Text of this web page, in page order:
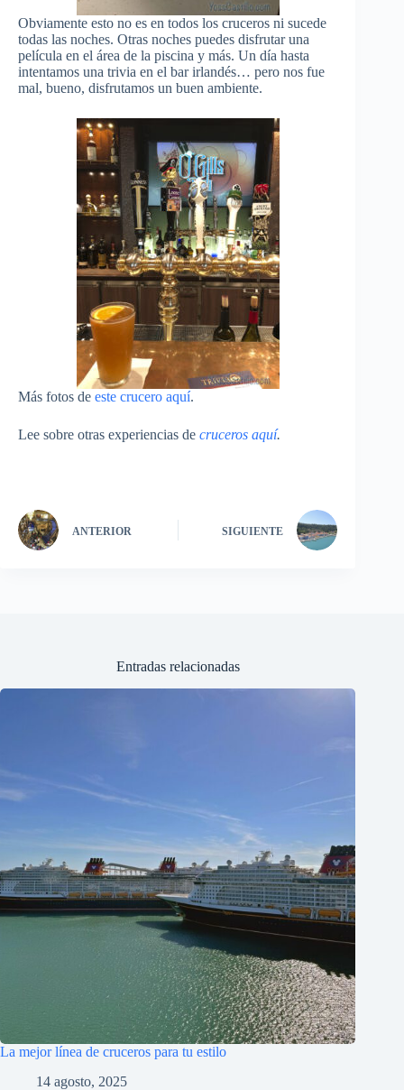
Obviamente esto no es en todos los cruceros ni sucede
todas las noches. Otras noches puedes disfrutar una
película en el área de la piscina y más. Un día hasta
intentamos una trivia en el bar irlandés… pero nos fue
mal, bueno, disfrutamos un buen ambiente.
Más fotos de este crucero aquí.
Lee sobre otras experiencias de cruceros aquí.
ANTERIOR SIGUIENTE
Entradas relacionadas
La mejor línea de cruceros para tu estilo
14 agosto, 2025